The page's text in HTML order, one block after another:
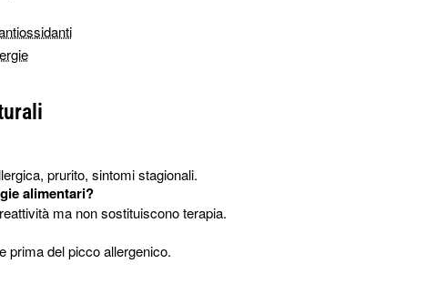
prurito, sintomi stagionali.
alimentari?
ma non sostituiscono terapia.
prima del picco allergenico.